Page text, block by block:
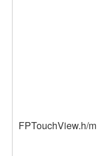
FPTouchView.h/m